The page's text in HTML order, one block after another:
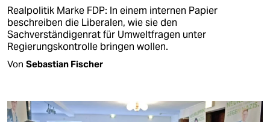
Realpolitik Marke FDP: In einem internen Papier
beschreiben die Liberalen, wie sie den
Sachverständigenrat für Umweltfragen unter
Regierungskontrolle bringen wollen.
Von Sebastian Fischer